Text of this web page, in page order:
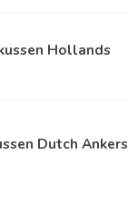
Hollands
Dutch Ankers